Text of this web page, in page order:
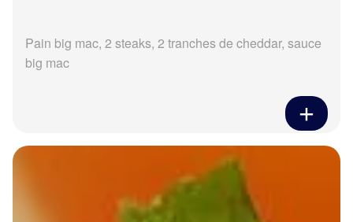
Pain big mac, 2 steaks, 2 tranches de cheddar, sauce
big mac